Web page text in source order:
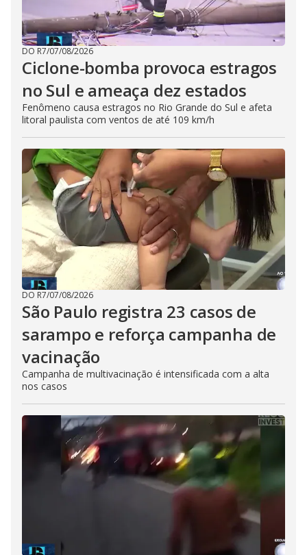
DO R7/07/08/2026
Ciclone-bomba provoca estragos
no Sul e ameaça dez estados
Fenômeno causa estragos no Rio Grande do Sul e afeta
litoral paulista com ventos de até 109 km/h
DO R7/07/08/2026
São Paulo registra 23 casos de
sarampo e reforça campanha de
vacinação
Campanha de multivacinação é intensificada com a alta
nos casos